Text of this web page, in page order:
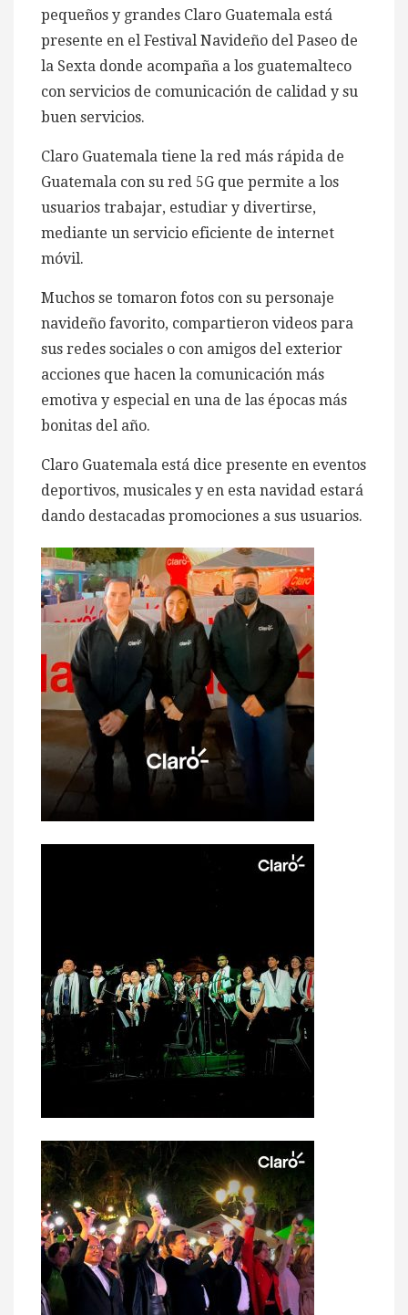
pequeños y grandes Claro Guatemala está
presente en el Festival Navideño del Paseo de
la Sexta donde acompaña a los guatemalteco
con servicios de comunicación de calidad y su
buen servicios.
Claro Guatemala tiene la red más rápida de
Guatemala con su red 5G que permite a los
usuarios trabajar, estudiar y divertirse,
mediante un servicio eficiente de internet
móvil.
Muchos se tomaron fotos con su personaje
navideño favorito, compartieron videos para
sus redes sociales o con amigos del exterior
acciones que hacen la comunicación más
emotiva y especial en una de las épocas más
bonitas del año.
Claro Guatemala está dice presente en eventos
deportivos, musicales y en esta navidad estará
dando destacadas promociones a sus usuarios.